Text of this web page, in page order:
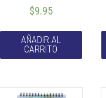
$9.95
AÑADIR AL
CARRITO